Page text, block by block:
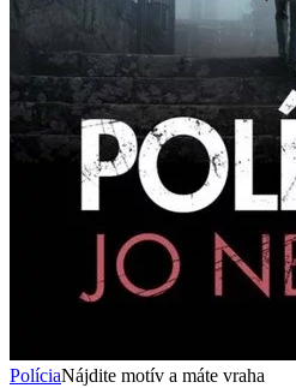
PolíciaNájdite motív a máte vraha